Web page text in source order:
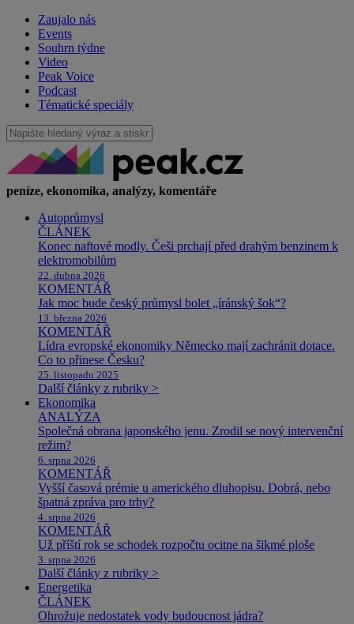
Zaujalo nás
Events
Souhrn týdne
Video
Peak Voice
Podcast
Tématické speciály
peníze, ekonomika, analýzy, komentáře
Autoprůmysl
ČLÁNEK
Konec naftové modly. Češi prchají před drahým benzinem k
elektromobilům
22. dubna 2026
KOMENTÁŘ
Jak moc bude český průmysl bolet „íránský šok“?
13. března 2026
KOMENTÁŘ
Lídra evropské ekonomiky Německo mají zachránit dotace.
Co to přinese Česku?
25. listopadu 2025
Další články z rubriky >
Ekonomika
ANALÝZA
Společná obrana japonského jenu. Zrodil se nový intervenční
režim?
6. srpna 2026
KOMENTÁŘ
Vyšší časová prémie u amerického dluhopisu. Dobrá, nebo
špatná zpráva pro trhy?
4. srpna 2026
KOMENTÁŘ
Už příští rok se schodek rozpočtu ocitne na šikmé ploše
3. srpna 2026
Další články z rubriky >
Energetika
ČLÁNEK
Ohrožuje nedostatek vody budoucnost jádra?